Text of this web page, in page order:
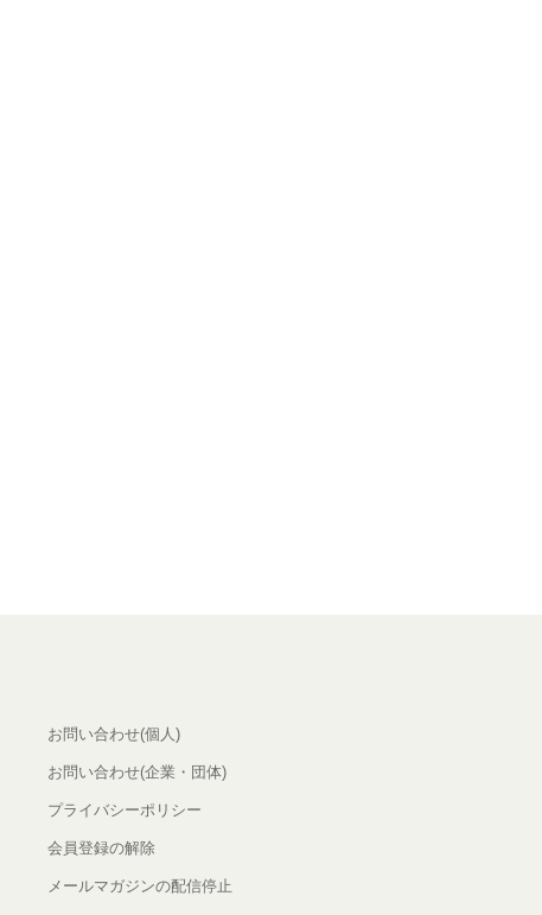
、資格が評価に
なびイ...
お問い合わせ(個人)
お問い合わせ(企業・団体)
プライバシーポリシー
会員登録の解除
メールマガジンの配信停止